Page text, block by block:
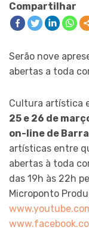
Compartilhar
Serão nove
abertas a toda
Cultura artística
25 e 26 de
on-line de
artísticas entre
abertas à toda
das 19h às 22h
Microponto